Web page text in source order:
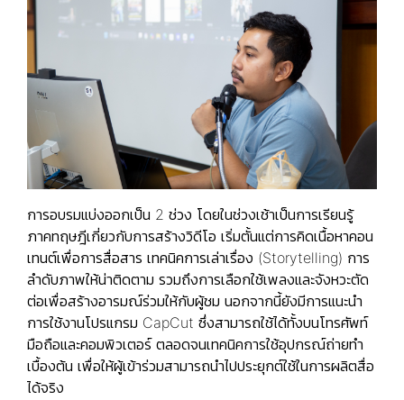
การอบรมแบ่งออกเป็น 2 ช่วง โดยในช่วงเช้าเป็นการเรียนรู้
ภาคทฤษฎีเกี่ยวกับการสร้างวิดีโอ เริ่มตั้นแต่การคิดเนื้อหาคอน
เทนต์เพื่อการสื่อสาร เทคนิคการเล่าเรื่อง (Storytelling) การ
ลำดับภาพให้น่าติดตาม รวมถึงการเลือกใช้เพลงและจังหวะตัด
ต่อเพื่อสร้างอารมณ์ร่วมให้กับผู้ชม นอกจากนี้ยังมีการแนะนำ
การใช้งานโปรแกรม CapCut ซึ่งสามารถใช้ได้ทั้งบนโทรศัพท์
มือถือและคอมพิวเตอร์ ตลอดจนเทคนิคการใช้อุปกรณ์ถ่ายทำ
เบื้องต้น เพื่อให้ผู้เข้าร่วมสามารถนำไปประยุกต์ใช้ในการผลิตสื่อ
ได้จริง